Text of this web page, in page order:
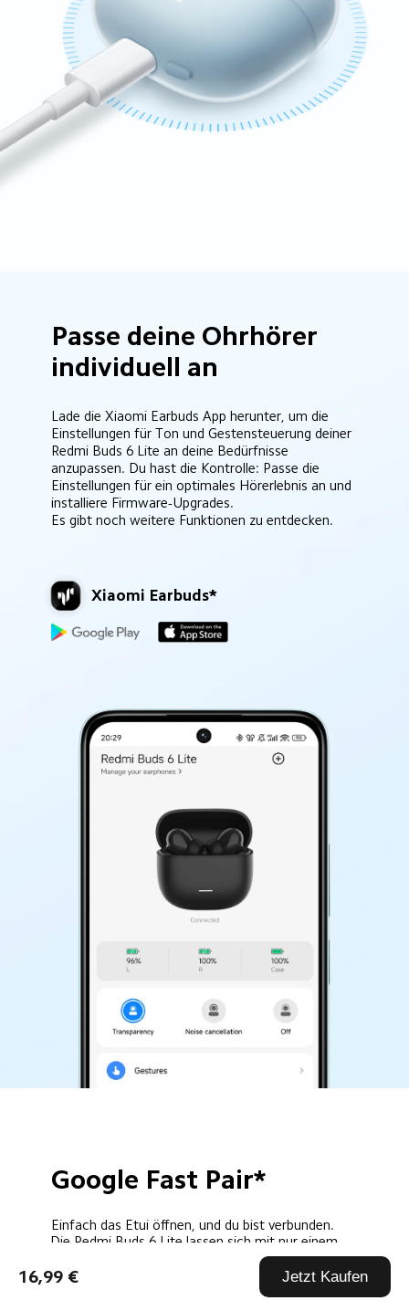
16,99 € Jetzt Kaufen
Passe deine Ohrhörer
individuell an
Lade die Xiaomi Earbuds App herunter, um die
Einstellungen für Ton und Gestensteuerung deiner
Redmi Buds 6 Lite an deine Bedürfnisse
anzupassen. Du hast die Kontrolle: Passe die
Einstellungen für ein optimales Hörerlebnis an und
installiere Firmware-Upgrades.
Es gibt noch weitere Funktionen zu entdecken.
Xiaomi Earbuds*
Google Fast Pair*
Einfach das Etui öffnen, und du bist verbunden.
Die Redmi Buds 6 Lite lassen sich mit nur einem
Fingertipp schnell und mühelos per Bluetooth mit
deinem Android-Gerät* verbinden. Du kannst sogar
überprüfen, wo du deine Ohrhörer zuletzt abgelegt